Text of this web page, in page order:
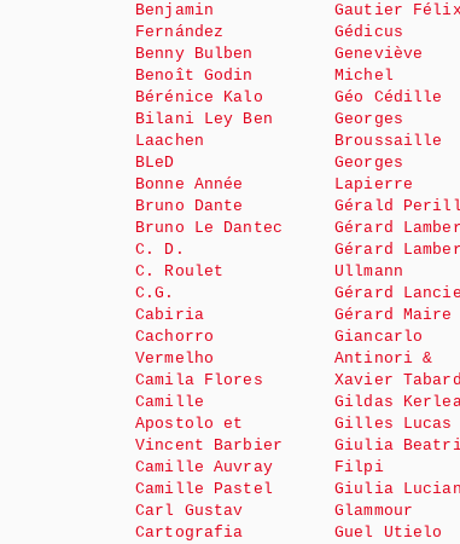
Benjamin
Fernández
Benny Bulben
Benoît Godin
Bérénice Kalo
Bilani Ley Ben
Laachen
BLeD
Bonne Année
Bruno Dante
Bruno Le Dantec
C. D.
C. Roulet
C.G.
Cabiria
Cachorro
Vermelho
Camila Flores
Camille
Apostolo et
Vincent Barbier
Camille Auvray
Camille Pastel
Carl Gustav
Cartografia
Gautier Félix
Gédicus
Geneviève
Michel
Géo Cédille
Georges
Broussaille
Georges
Lapierre
Gérald
Gérard
Gérard
Ullmann
Gérard
Gérard Maire
Giancarlo
Antinori &
Xavier Tabard
Gildas
Gilles Lucas
Giulia
Filpi
Giulia
Glammour
Guel Utielo